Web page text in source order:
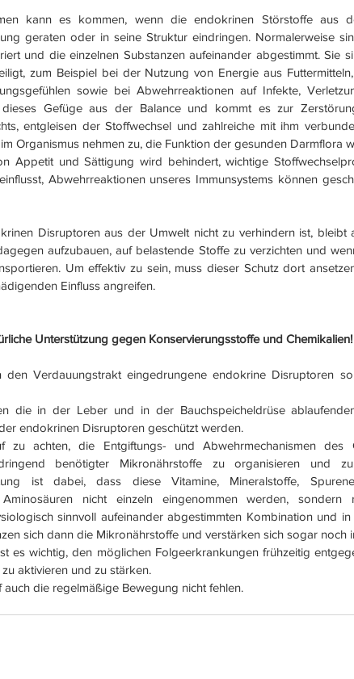
kann es kommen, wenn die endokrinen Störstoffe aus
geraten oder in seine Struktur eindringen. Normalerweise
und die einzelnen Substanzen aufeinander abgestimmt. Sie
zum Beispiel bei der Nutzung von Energie aus
sowie bei Abwehrreaktionen auf Infekte,
dieses Gefüge aus der Balance und kommt es zur
entgleisen der Stoffwechsel und zahlreiche mit ihm
Organismus nehmen zu, die Funktion der gesunden Darmflora
Appetit und Sättigung wird behindert, wichtige
Abwehrreaktionen unseres Immunsystems können
Disruptoren aus der Umwelt nicht zu verhindern ist, bleibt
aufzubauen, auf belastende Stoffe zu verzichten und
Um effektiv zu sein, muss dieser Schutz dort
Einfluss angreifen.
Unterstützung gegen Konservierungsstoffe und Chemikalien!
Verdauungstrakt eingedrungene endokrine Disruptoren
die in der Leber und in der Bauchspeicheldrüse
endokrinen Disruptoren geschützt werden.
zu achten, die Entgiftungs- und Abwehrmechanismen des
benötigter Mikronährstoffe zu organisieren und
ist dabei, dass diese Vitamine, Mineralstoffe,
nicht einzeln eingenommen werden, sondern
sinnvoll aufeinander abgestimmten Kombination und
sich dann die Mikronährstoffe und verstärken sich sogar noch
es wichtig, den möglichen Folgeerkrankungen frühzeitig
aktivieren und zu stärken.
die regelmäßige Bewegung nicht fehlen.